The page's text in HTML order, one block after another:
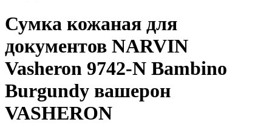
Сумка кожаная для
документов NARVIN
Vasheron 9742-N Bambino
Burgundy вашерон
VASHERON